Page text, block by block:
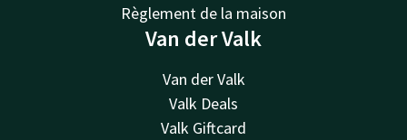
Règlement de la maison
Van der Valk
Van der Valk
Valk Deals
Valk Giftcard